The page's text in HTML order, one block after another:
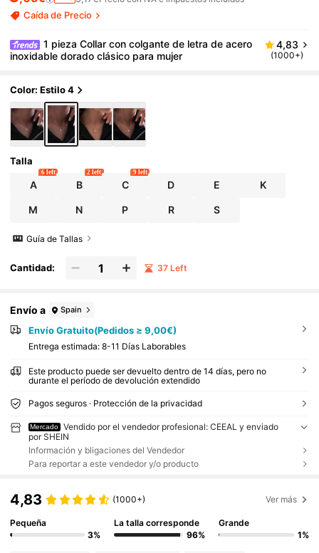
Caída de Precio
1 pieza Collar con colgante de letra de acero
inoxidable dorado clásico para mujer
4,83
(1000+)
Color: Estilo 4
Talla
A
6 left
B
2 left
C
9 left
D E K
M N P R S
Guía de Tallas
Cantidad: 37 Left
Envío a Spain
Envío Gratuito(Pedidos ≥ 9,00€)
Entrega estimada: 8-11 Días Laborables
Este producto puede ser devuelto dentro de 14 días, pero no
durante el período de devolución extendido
Pagos seguros · Protección de la privacidad
Mercado
Vendido por el vendedor profesional: CEEAL y enviado
por SHEIN
Información y bligaciones del Vendedor
Para reportar a este vendedor y/o producto
4,83 (1000+) Ver más
Pequeña
3%
La talla corresponde
96%
Grande
1%